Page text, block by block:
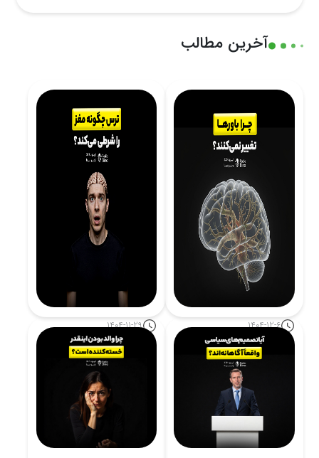
آخرین مطالب
1404-12-6
چرا باورها تغییر نمی‌کنند؟
نگاه علوم اعصاب
ادامه مطلب
1404-11-29
ترس چگونه مغز را شرطی
ادامه مطلب